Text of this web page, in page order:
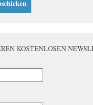
KOSTENLOSEN